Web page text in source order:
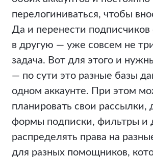
перелогиниваться, чтобы
Да и перенести подписчиков
в другую — уже совсем не
задача. Вот для этого и
— по сути это разные базы
одном аккаунте. При этом
планировать свои рассылки,
формы подписки, фильтры и
распределять права на
для разных помощников,